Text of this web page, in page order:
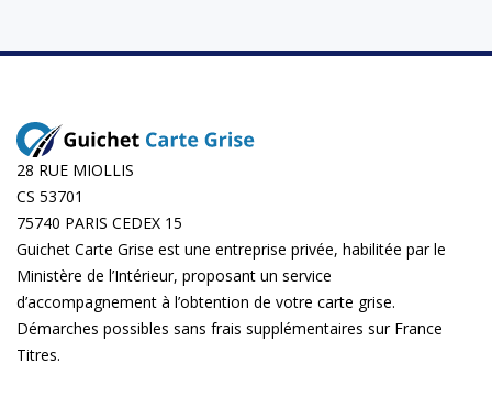
28 RUE MIOLLIS
CS 53701
75740 PARIS CEDEX 15
Guichet Carte Grise est une entreprise privée, habilitée par le
Ministère de l’Intérieur, proposant un service
d’accompagnement à l’obtention de votre carte grise.
Démarches possibles sans frais supplémentaires sur France
Titres.